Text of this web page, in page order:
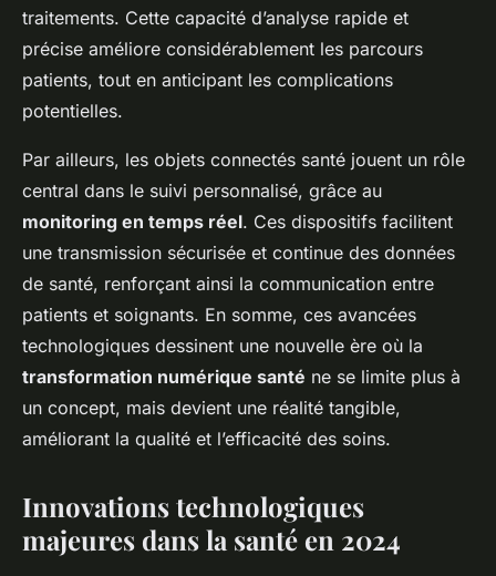
traitements. Cette capacité d’analyse rapide et
précise améliore considérablement les parcours
patients, tout en anticipant les complications
potentielles.
Par ailleurs, les objets connectés santé jouent un rôle
central dans le suivi personnalisé, grâce au
monitoring en temps réel. Ces dispositifs facilitent
une transmission sécurisée et continue des données
de santé, renforçant ainsi la communication entre
patients et soignants. En somme, ces avancées
technologiques dessinent une nouvelle ère où la
transformation numérique santé ne se limite plus à
un concept, mais devient une réalité tangible,
améliorant la qualité et l’efficacité des soins.
Innovations technologiques
majeures dans la santé en 2024